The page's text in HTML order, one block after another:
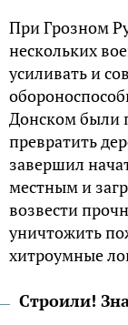
При Грозном
нескольких
усиливать и
Донском были
превратить
завершил
местным и
возвести
уничтожить
хитроумные
Строили!